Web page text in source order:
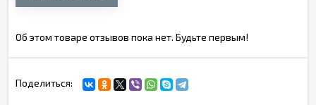
Об этом товаре отзывов пока нет. Будьте первым!
Поделиться: